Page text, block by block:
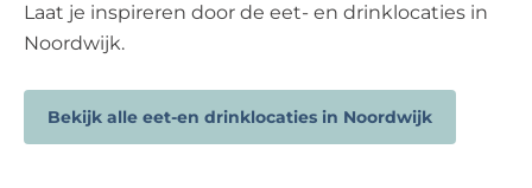
Laat je inspireren door de eet- en drinklocaties in
Noordwijk.
Bekijk alle eet-en drinklocaties in Noordwijk